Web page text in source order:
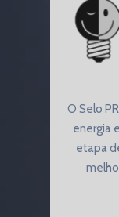
O Selo
energia
etapa